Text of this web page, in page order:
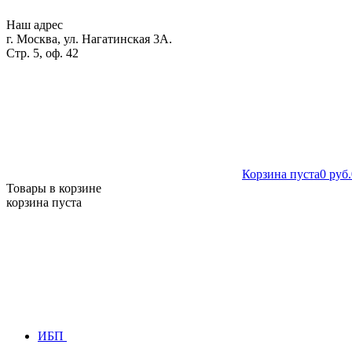
Наш адрес
г. Москва, ул. Нагатинская 3А.
Стр. 5, оф. 42
Корзина пуста0 руб.
Товары в корзине
корзина пуста
ИБП